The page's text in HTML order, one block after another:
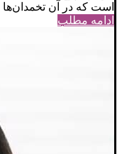
است که در آن تخمدان‌ها
ادامه مطلب